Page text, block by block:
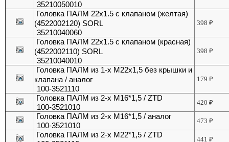
35210050010
Головка ПАЛМ 22х1.5 с клапаном (желтая)
(4522002120) SORL
35210040060
398₽
Головка ПАЛМ 22х1.5 с клапаном (красная)
(4522002110) SORL
35210040010
398₽
Головка ПАЛМ из 1-х М22х1,5 без крышки и
клапана / аналог
100-3521110
179₽
Головка ПАЛМ из 2-х М16*1,5 / ZTD
100-3521010
420₽
Головка ПАЛМ из 2-х М16*1,5 / аналог
100-3521010
473₽
Головка ПАЛМ из 2-х М22*1,5 / ZTD
441₽